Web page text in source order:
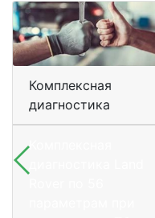
Комплексная
диагностика
Комплексная